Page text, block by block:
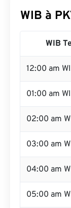
WIB à
WIB
12:00 am
01:00 am
02:00 am
03:00 am
04:00 am
05:00 am